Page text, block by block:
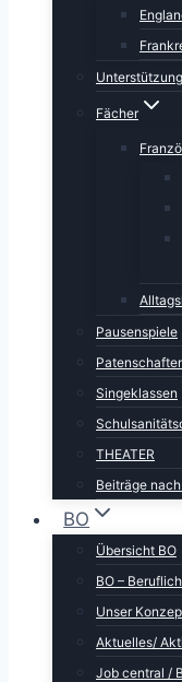
Fächer
Pausenspiele
Singeklassen
THEATER
Beiträge
BO
Übersicht BO
BO –
Unser
Aktuelles/
Job central /